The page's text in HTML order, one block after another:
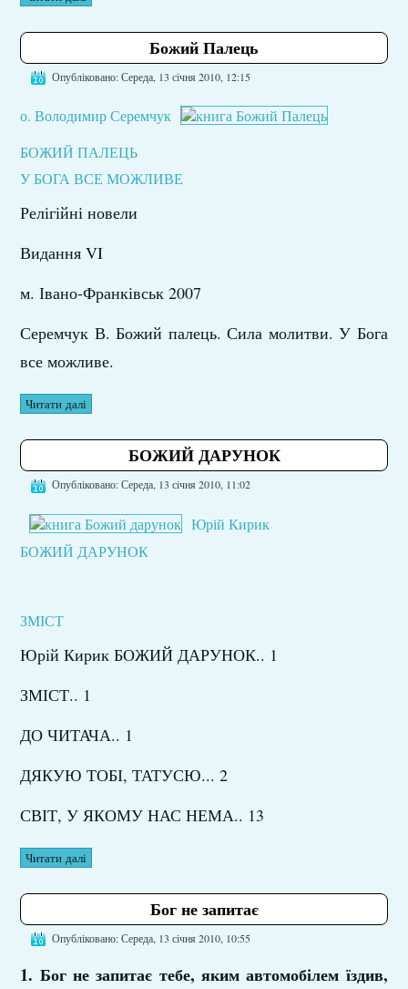
Божий Палець
Опубліковано: Середа, 13 січня 2010, 12:15
о. Володимир Серемчук
БОЖИЙ ПАЛЕЦЬ
У БОГА ВСЕ МОЖЛИВЕ
Релігійні новели
Видання VI
м. Івано-Франківськ 2007
Серемчук В. Божий палець. Сила молитви. У Бога
все можливе.
Читати далі
БОЖИЙ ДАРУНОК
Опубліковано: Середа, 13 січня 2010, 11:02
Юрій Кирик
БОЖИЙ ДАРУНОК
ЗМІСТ
Юрій Кирик БОЖИЙ ДАРУНОК.. 1
ЗМІСТ.. 1
ДО ЧИТАЧА.. 1
ДЯКУЮ ТОБІ, ТАТУСЮ... 2
СВІТ, У ЯКОМУ НАС НЕМА.. 13
Читати далі
Бог не запитає
Опубліковано: Середа, 13 січня 2010, 10:55
1. Бог не запитає тебе, яким автомобілем їздив,